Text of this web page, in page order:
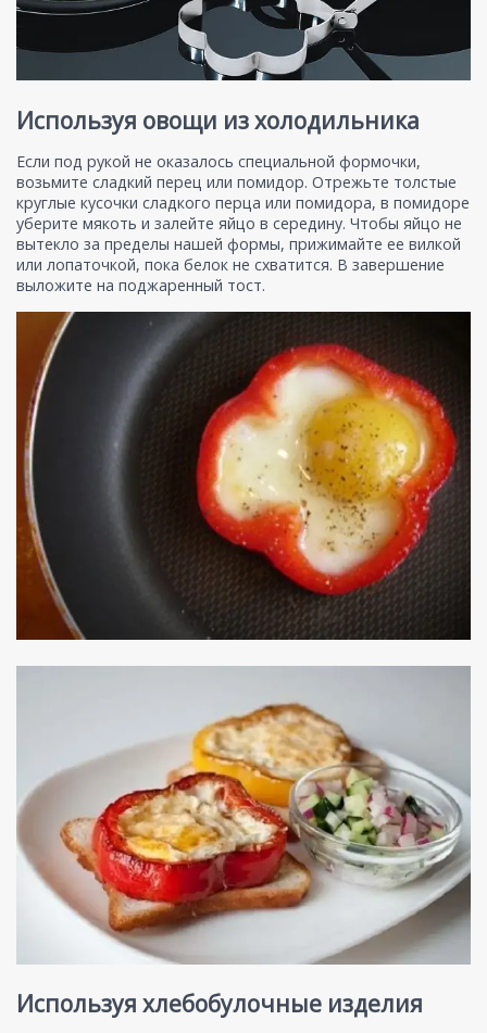
Используя овощи из холодильника
Если под рукой не оказалось специальной формочки,
возьмите сладкий перец или помидор. Отрежьте толстые
круглые кусочки сладкого перца или помидора, в помидоре
уберите мякоть и залейте яйцо в середину. Чтобы яйцо не
вытекло за пределы нашей формы, прижимайте ее вилкой
или лопаточкой, пока белок не схватится. В завершение
выложите на поджаренный тост.
Используя хлебобулочные изделия